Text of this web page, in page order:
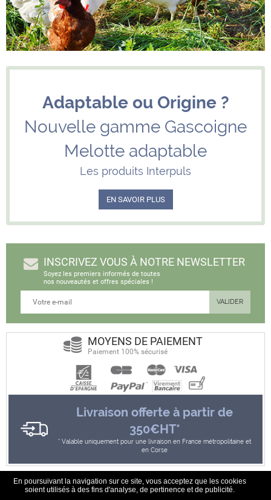
Adaptable ou Origine ?
Nouvelle gamme Gascoigne
Melotte adaptable
Les produits Interpuls
EN SAVOIR PLUS
INSCRIVEZ VOUS À NOTRE NEWSLETTER
Soyez les premiers informés de toutes
nos nouveautés et offres spéciales !
MOYENS DE PAIEMENT
Paiement 100% sécurisé
Livraison offerte à partir de
350€HT*
Valable uniquement pour une livraison en France métropolitaine et
en Corse
En poursuivant la navigation sur ce site, vous acceptez que les cookies
soient utilisés à des fins d'analyse, de pertinence et de publicité.